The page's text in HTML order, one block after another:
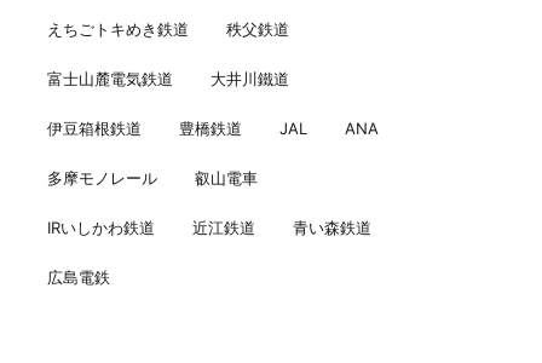
えちごトキめき鉄道 秩父鉄道
富士山麓電気鉄道 大井川鐵道
伊豆箱根鉄道 豊橋鉄道 JAL ANA
多摩モノレール 叡山電車
IRいしかわ鉄道 近江鉄道 青い森鉄道
広島電鉄